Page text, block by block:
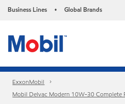
Business Lines • Global Brands
ExxonMobil
Mobil Delvac Modern 10W-30 Complete